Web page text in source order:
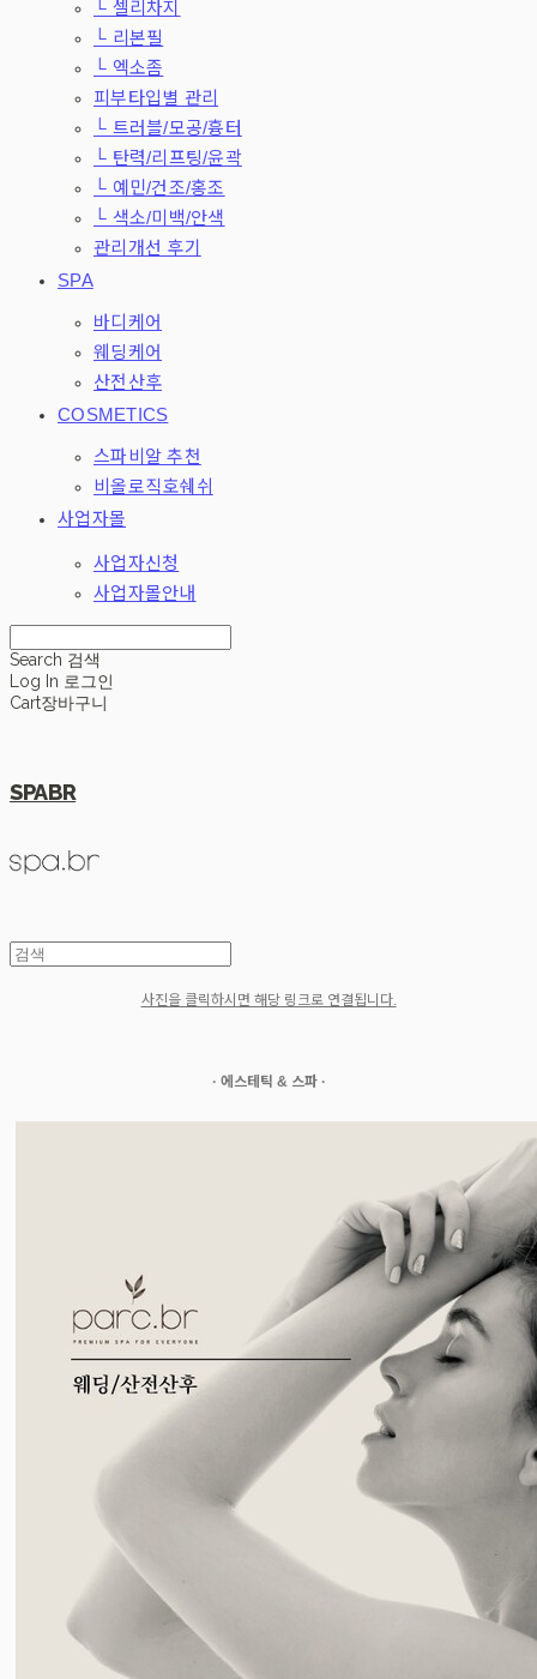
└ 셀리차지
└ 리본필
└ 엑소좀
피부타입별 관리
└ 트러블/모공/흉터
└ 탄력/리프팅/윤곽
└ 예민/건조/홍조
└ 색소/미백/안색
관리개선 후기
SPA
바디케어
웨딩케어
산전산후
COSMETICS
스파비알 추천
비올로직호쉐쉬
사업자몰
사업자신청
사업자몰안내
Search 검색
Log In 로그인
Cart장바구니
SPABR
사진을 클릭하시면 해당 링크로 연결됩니다.
· 에스테틱 & 스파 ·